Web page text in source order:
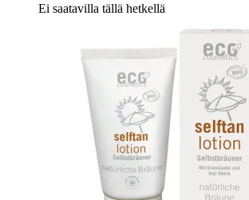
Ei saatavilla tällä hetkellä